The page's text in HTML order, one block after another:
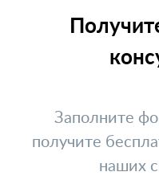
Заполните
получите
наших